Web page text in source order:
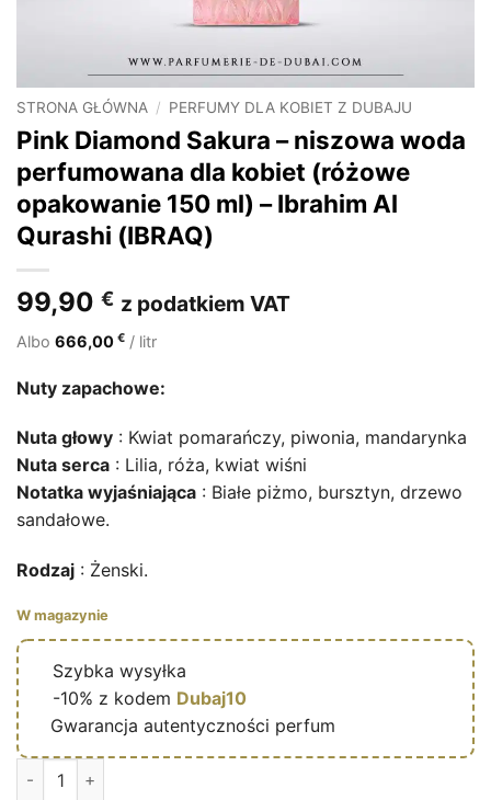
STRONA GŁÓWNA / PERFUMY DLA KOBIET Z DUBAJU
Pink Diamond Sakura – niszowa woda
perfumowana dla kobiet (różowe
opakowanie 150 ml) – Ibrahim Al
Qurashi (IBRAQ)
99,90 € z podatkiem VAT
Albo 666,00 € / litr
Nuty zapachowe:
Nuta głowy : Kwiat pomarańczy, piwonia, mandarynka
Nuta serca : Lilia, róża, kwiat wiśni
Notatka wyjaśniająca : Białe piżmo, bursztyn, drzewo
sandałowe.
Rodzaj : Żenski.
W magazynie
Szybka wysyłka
-10% z kodem Dubaj10
Gwarancja autentyczności perfum
Ilość Pink Diamond Sakura – Eau de parfum de niche